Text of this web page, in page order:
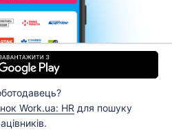
Work.ua: HR для пошуку
нас
Кар’єра
Умови використання
пошуку роботи №1 в